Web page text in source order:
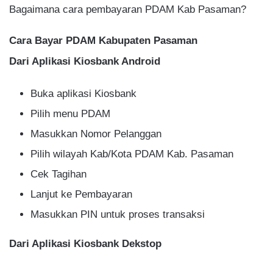
Bagaimana cara pembayaran PDAM Kab Pasaman?
Cara Bayar PDAM Kabupaten Pasaman
Dari Aplikasi Kiosbank Android
Buka aplikasi Kiosbank
Pilih menu PDAM
Masukkan Nomor Pelanggan
Pilih wilayah Kab/Kota PDAM Kab. Pasaman
Cek Tagihan
Lanjut ke Pembayaran
Masukkan PIN untuk proses transaksi
Dari Aplikasi Kiosbank Dekstop